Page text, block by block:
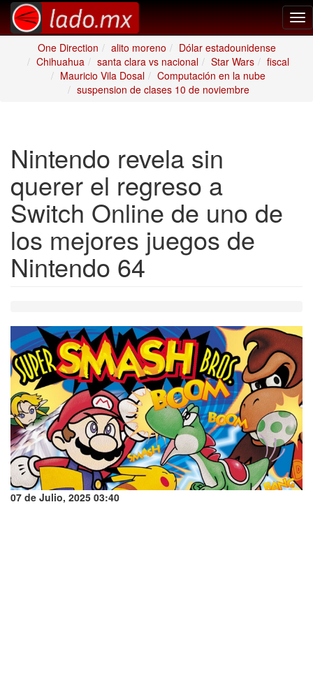
One Direction
alito moreno
Dólar estadounidense
Chihuahua
santa clara vs nacional Star Wars
fiscal
Mauricio Vila Dosal
Computación en la nube
suspension de clases 10 de noviembre
Nintendo revela sin
querer el regreso a
Switch Online de uno de
los mejores juegos de
Nintendo 64
07 de Julio, 2025 03:40